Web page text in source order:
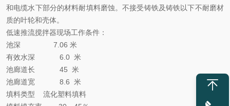
和电缆水下部分的材料耐填料磨蚀。不接受铸铁及铸铁以下不耐磨材
质的叶轮和壳体。
低速推流搅拌器现场工作条件 ：
池深
7.06 米
有效水深
6.0 米
池廊道长
45 米
池廊道宽
8.6 米
填料类型
流化塑料填料